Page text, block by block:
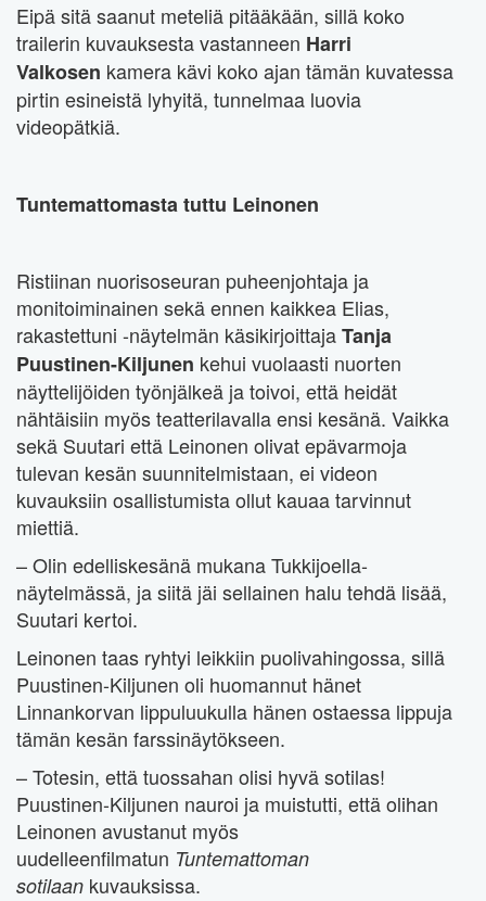
Eipä sitä saanut meteliä pitääkään, sillä koko
trailerin kuvauksesta vastanneen Harri
Valkosen kamera kävi koko ajan tämän kuvatessa
pirtin esineistä lyhyitä, tunnelmaa luovia
videopätkiä.
Tuntemattomasta tuttu Leinonen
Ristiinan nuorisoseuran puheenjohtaja ja
monitoiminainen sekä ennen kaikkea Elias,
rakastettuni -näytelmän käsikirjoittajaTanja
Puustinen-Kiljunen kehui vuolaasti nuorten
näyttelijöiden työnjälkeä ja toivoi, että heidät
nähtäisiin myös teatterilavalla ensi kesänä. Vaikka
sekä Suutari että Leinonen olivat epävarmoja
tulevan kesän suunnitelmistaan, ei videon
kuvauksiin osallistumista ollut kauaa tarvinnut
miettiä.
– Olin edelliskesänä mukana Tukkijoella-
näytelmässä, ja siitä jäi sellainen halu tehdä lisää,
Suutari kertoi.
Leinonen taas ryhtyi leikkiin puolivahingossa, sillä
Puustinen-Kiljunen oli huomannut hänet
Linnankorvan lippuluukulla hänen ostaessa lippuja
tämän kesän farssinäytökseen.
– Totesin, että tuossahan olisi hyvä sotilas!
Puustinen-Kiljunen nauroi ja muistutti, että olihan
Leinonen avustanut myös
uudelleenfilmatun Tuntemattoman
sotilaan kuvauksissa.